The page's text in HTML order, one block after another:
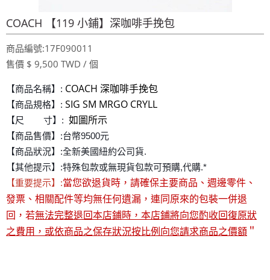
COACH 【119 小鋪】深咖啡手挽包
商品編號:17F090011
售價 $ 9,500 TWD / 個
【商品名稱】: COACH 深咖啡手挽包
【商品規格】: SIG SM MRGO CRYLL
【尺 寸】: 如圖所示
【商品售價】:台幣9500元
【商品狀況】:全新美國紐約公司貨.
【其他提示】:特殊包款或無現貨包款可預購,代購.*
【重要提示】:當您欲退貨時，請確保主要商品、週邊零件、
發票、相關配件等均無任何遺漏，連同原來的包裝一併退
回，若無法完整退回本店鋪時，本店鋪將向您酌收回復原狀
之費用，或依商品之保存狀況按比例向您請求商品之價額 ＂